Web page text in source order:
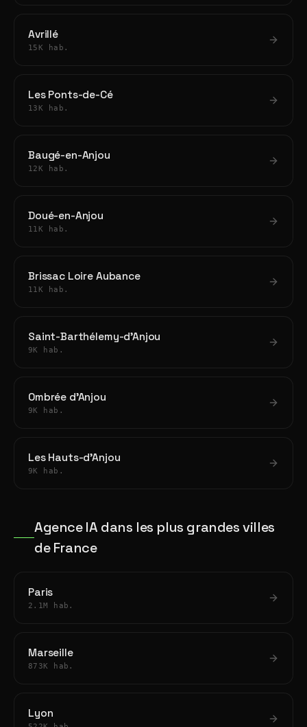
Avrillé
15K hab.
Les Ponts-de-Cé
13K hab.
Baugé-en-Anjou
12K hab.
Doué-en-Anjou
11K hab.
Brissac Loire Aubance
11K hab.
Saint-Barthélemy-d'Anjou
9K hab.
Ombrée d'Anjou
9K hab.
Les Hauts-d'Anjou
9K hab.
Agence IA dans les plus grandes villes
de France
Paris
2.1M hab.
Marseille
873K hab.
Lyon